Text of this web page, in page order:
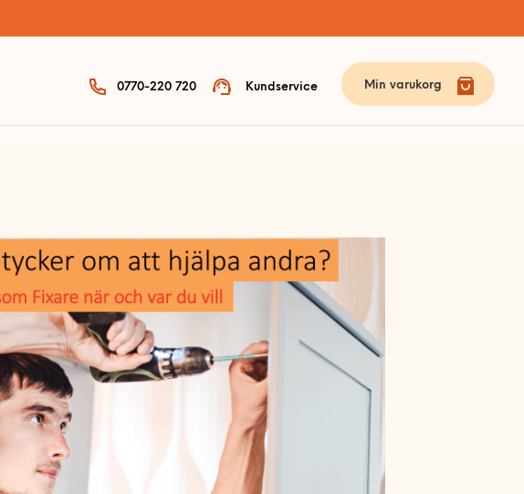
0770-220 720 Kundservice Min varukorg